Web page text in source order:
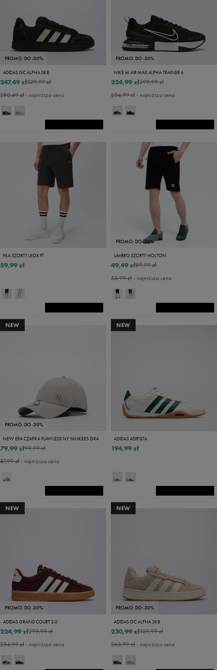
PROMO: DO -30%
ADIDAS GC ALPHA SK8
329,99 zł
247,49 zł
280,49 zł- najniższa cena
PROMO: DO -30%
NIKE M AIR MAX ALPHA TRAINER 6
299,99 zł
224,99 zł
254,99 zł- najniższa cena
FILA SZORTY LEOX FT
59,99 zł
PROMO: DO -30%
UMBRO SZORTY HOLTON
89,99 zł
49,49 zł
53,99 zł- najniższa cena
NEW
PROMO: DO -30%
NEW ERA CZAPKA FLAWLESS NY YANKEES GRA
99,99 zł
79,99 zł
87,99 zł- najniższa cena
NEW
ADIDAS ADIPISTA
194,99 zł
NEW
PROMO: DO -30%
ADIDAS GRAND COURT 3.0
299,99 zł
224,99 zł
254,99 zł- najniższa cena
NEW
PROMO: DO -30%
ADIDAS GC ALPHA SK8
329,99 zł
230,99 zł
263,99 zł- najniższa cena